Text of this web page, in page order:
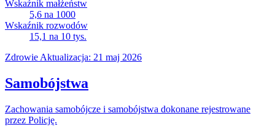
Wskaźnik małżeństw
5,6 na 1000
Wskaźnik rozwodów
15,1 na 10 tys.
Zdrowie Aktualizacja: 21 maj 2026
Samobójstwa
Zachowania samobójcze i samobójstwa dokonane rejestrowane
przez Policję.